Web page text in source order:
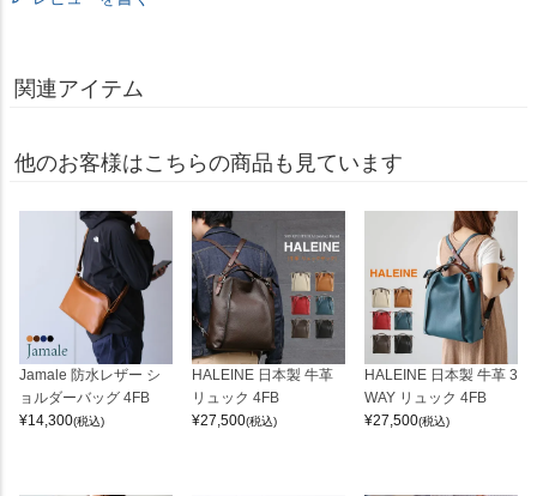
関連アイテム
他のお客様はこちらの商品も見ています
Jamale 防水レザー シ
ョルダーバッグ 4FB
¥14,300(税込)
HALEINE 日本製 牛革
リュック 4FB
¥27,500(税込)
HALEINE 日本製 牛革 3
WAY リュック 4FB
¥27,500(税込)